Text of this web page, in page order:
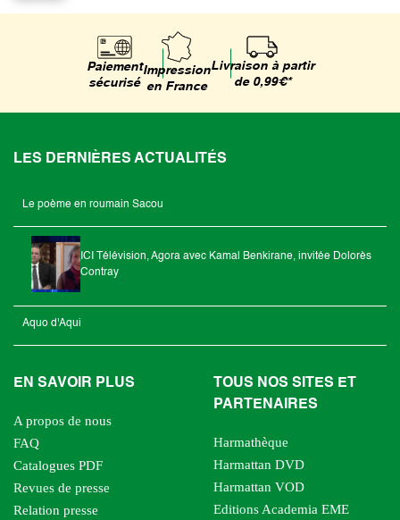
Paiement
sécurisé
Impression
en France
Livraison à partir
de 0,99€*
LES DERNIÈRES ACTUALITÉS
Le poème en roumain Sacou
ICI Télévision, Agora avec Kamal Benkirane, invitée Dolorès
Contray
Aquo d'Aqui
EN SAVOIR PLUS
A propos de nous
FAQ
Catalogues PDF
Revues de presse
Relation presse
TOUS NOS SITES ET
PARTENAIRES
Harmathèque
Harmattan DVD
Harmattan VOD
Editions Academia EME